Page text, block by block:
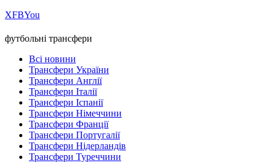
ХFBYou
футбольні трансфери
Всі новини
Трансфери України
Трансфери Англії
Трансфери Італії
Трансфери Іспанії
Трансфери Німеччини
Трансфери Франції
Трансфери Португалії
Трансфери Нідерландів
Трансфери Туреччини